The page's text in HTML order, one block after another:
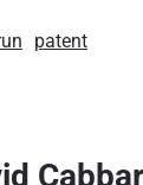
patent